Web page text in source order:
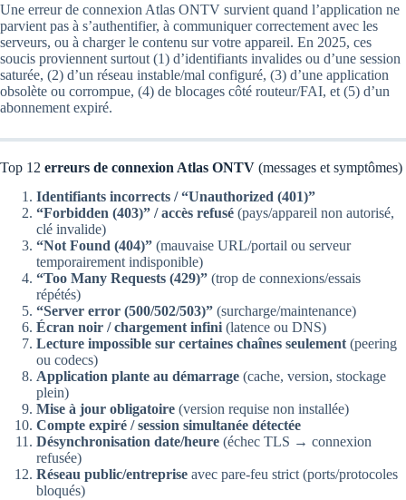
Une erreur de connexion Atlas ONTV survient quand l’application ne
parvient pas à s’authentifier, à communiquer correctement avec les
serveurs, ou à charger le contenu sur votre appareil. En 2025, ces
soucis proviennent surtout (1) d’identifiants invalides ou d’une session
saturée, (2) d’un réseau instable/mal configuré, (3) d’une application
obsolète ou corrompue, (4) de blocages côté routeur/FAI, et (5) d’un
abonnement expiré.
Top 12 erreurs de connexion Atlas ONTV (messages et symptômes)
Identifiants incorrects / “Unauthorized (401)”
“Forbidden (403)” / accès refusé (pays/appareil non autorisé,
clé invalide)
“Not Found (404)” (mauvaise URL/portail ou serveur
temporairement indisponible)
“Too Many Requests (429)” (trop de connexions/essais
répétés)
“Server error (500/502/503)” (surcharge/maintenance)
Écran noir / chargement infini (latence ou DNS)
Lecture impossible sur certaines chaînes seulement (peering
ou codecs)
Application plante au démarrage (cache, version, stockage
plein)
Mise à jour obligatoire (version requise non installée)
Compte expiré / session simultanée détectée
Désynchronisation date/heure (échec TLS → connexion
refusée)
Réseau public/entreprise avec pare-feu strict (ports/protocoles
bloqués)